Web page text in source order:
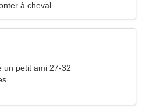
à cheval
un petit ami 27-32